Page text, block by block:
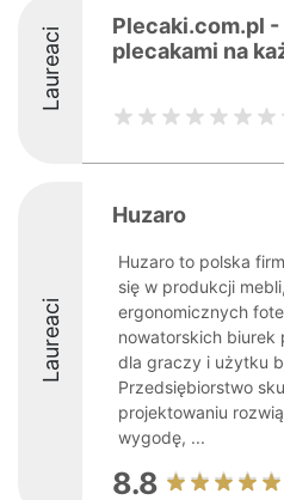
Laureaci
Plecaki.com.pl -
plecakami na
Laureaci
Huzaro
Huzaro to polska
się w produkcji
ergonomicznych
nowatorskich biurek
dla graczy i użytku
Przedsiębiorstwo
projektowaniu
wygodę, ...
8.8